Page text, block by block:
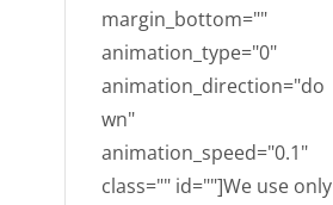
margin_bottom=""
animation_type="0"
animation_direction="do
wn"
animation_speed="0.1"
class="" id=""]We use only